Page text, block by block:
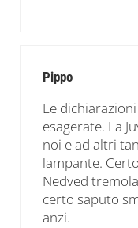
Pippo
Le
esagerate. La
noi e ad altri
lampante.
Nedved
certo saputo
anzi.